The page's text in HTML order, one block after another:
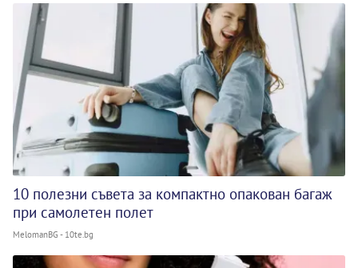
10 полезни съвета за компактно опакован багаж
при самолетен полет
MelomanBG - 10te.bg